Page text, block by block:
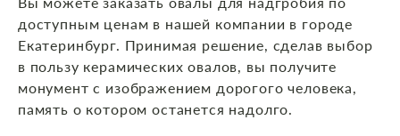
доступным ценам в нашей компании в городе
Екатеринбург. Принимая решение, сделав выбор
в пользу керамических овалов, вы получите
монумент с изображением дорогого человека,
память о котором останется надолго.